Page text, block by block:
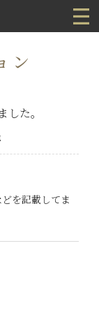
ン
た。
を記載してま